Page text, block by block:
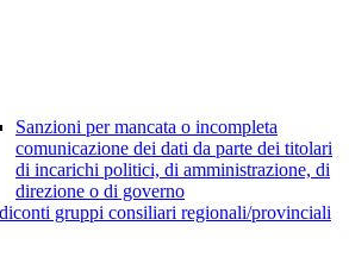
Sanzioni per mancata o incompleta
comunicazione dei dati da parte dei titolari
di incarichi politici, di amministrazione, di
direzione o di governo
gruppi consiliari regionali/provinciali